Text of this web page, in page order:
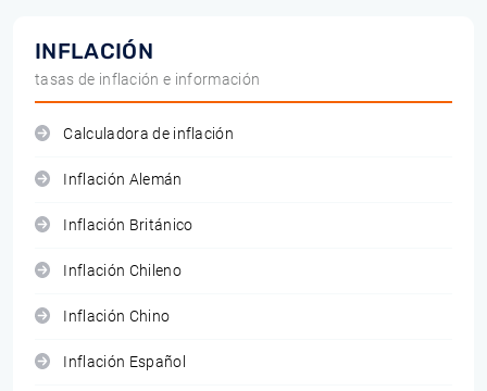
INFLACIÓN
tasas de inflación e información
Calculadora de inflación
Inflación Alemán
Inflación Británico
Inflación Chileno
Inflación Chino
Inflación Español